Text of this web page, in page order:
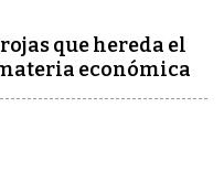
que hereda el
económica